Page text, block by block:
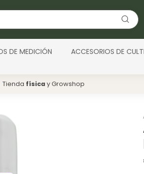
DE MEDICIÓN ACCESORIOS DE
Tienda físicay Growshop